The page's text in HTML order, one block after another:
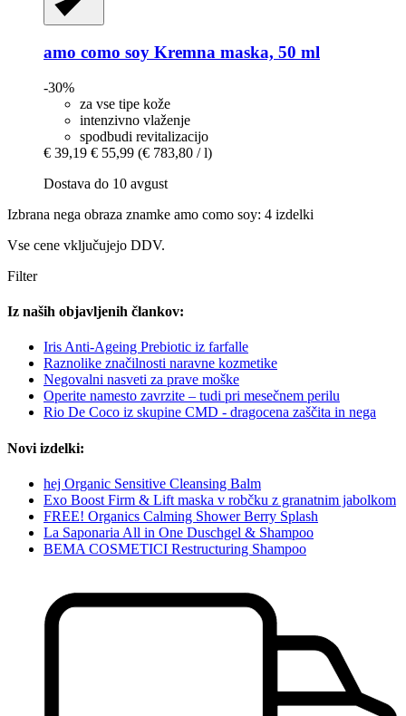
amo como soy Kremna maska, 50 ml
-30%
za vse tipe kože
intenzivno vlaženje
spodbudi revitalizacijo
€ 39,19 € 55,99 (€ 783,80 / l)
Dostava do 10 avgust
Izbrana nega obraza znamke amo como soy: 4 izdelki
Vse cene vključujejo DDV.
Filter
Iz naših objavljenih člankov:
Iris Anti-Ageing Prebiotic iz farfalle
Raznolike značilnosti naravne kozmetike
Negovalni nasveti za prave moške
Operite namesto zavrzite – tudi pri mesečnem perilu
Rio De Coco iz skupine CMD - dragocena zaščita in nega
Novi izdelki:
hej Organic Sensitive Cleansing Balm
Exo Boost Firm & Lift maska v robčku z granatnim jabolkom
FREE! Organics Calming Shower Berry Splash
La Saponaria All in One Duschgel & Shampoo
BEMA COSMETICI Restructuring Shampoo